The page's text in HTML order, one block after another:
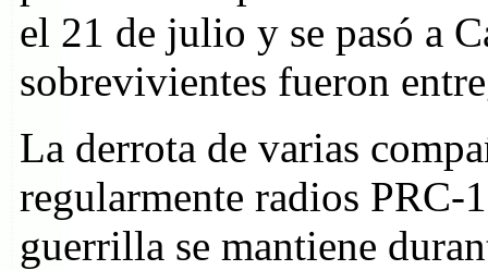
el 21 de julio y se pasó a
sobrevivientes fueron
La derrota de varias
regularmente radios PRC-
guerrilla se mantiene